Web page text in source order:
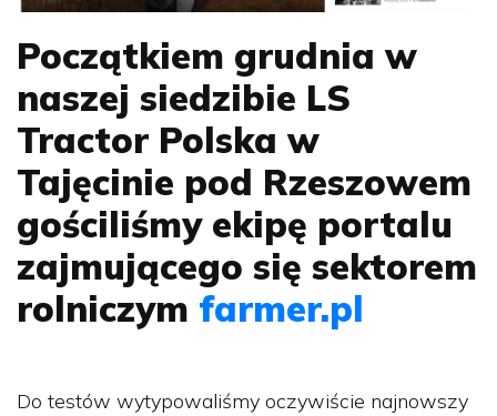
Początkiem grudnia w
naszej siedzibie LS
Tractor Polska w
Tajęcinie pod Rzeszowem
gościliśmy ekipę portalu
zajmującego się sektorem
rolniczym farmer.pl
Do testów wytypowaliśmy oczywiście najnowszy